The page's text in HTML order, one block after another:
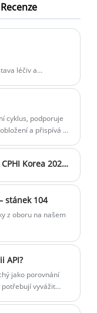
Recenze
léčiv a
trhu.
cyklus, podporuje
a přispívá ke
Připojte se k nám na Booth N25 pro CPHI Korea 2025 v Soulu
stánek 104
z oboru na našem
API?
jako porovnání
potřebují vyvážit